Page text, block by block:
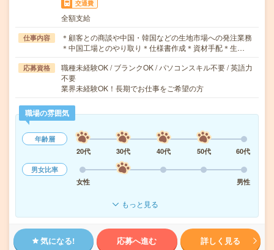
交通費
全額支給
仕事内容
＊顧客との商談や中国・韓国などの生地市場への発注業務
＊中国工場とのやり取り＊仕様書作成＊資材手配＊生…
応募資格
職種未経験OK / ブランクOK / パソコンスキル不要 / 英語力
不要
業界未経験OK！長期でお仕事をご希望の方
職場の雰囲気
年齢層
20代
30代 40代 50代
60代
男女比率
女性
男性
もっと見る
気になる! 応募へ進む 詳しく見る